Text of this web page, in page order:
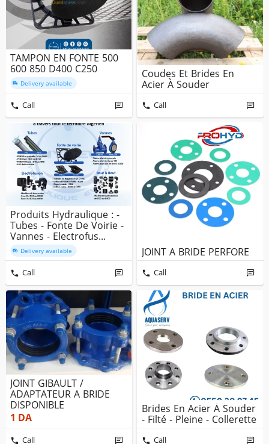
TAMPON EN FONTE 500
600 850 D400 C250
Delivery available
Call
Coudes Et Brides En
Acier À Souder
Call
Produits Hydraulique : -
Tubes - Fonte De Voirie -
Vannes - Electrofus...
Delivery available
Call
JOINT A BRIDE PERFORE
Call
JOINT GIBAULT /
ADAPTATEUR A BRIDE
DISPONIBLE
1 DA
Call
Brides En Acier À Souder
- Filté - Pleine - Collerette
Call